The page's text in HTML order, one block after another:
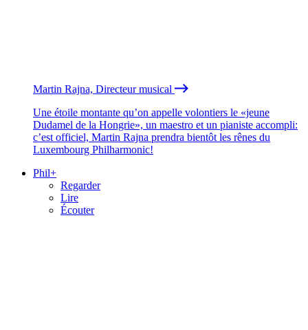
Martin Rajna, Directeur musical
Une étoile montante qu’on appelle volontiers le «jeune
Dudamel de la Hongrie», un maestro et un pianiste accompli:
c’est officiel, Martin Rajna prendra bientôt les rênes du
Luxembourg Philharmonic!
Phil+
Regarder
Lire
Écouter